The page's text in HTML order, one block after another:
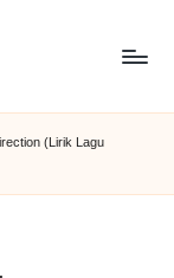
(Lirik Lagu